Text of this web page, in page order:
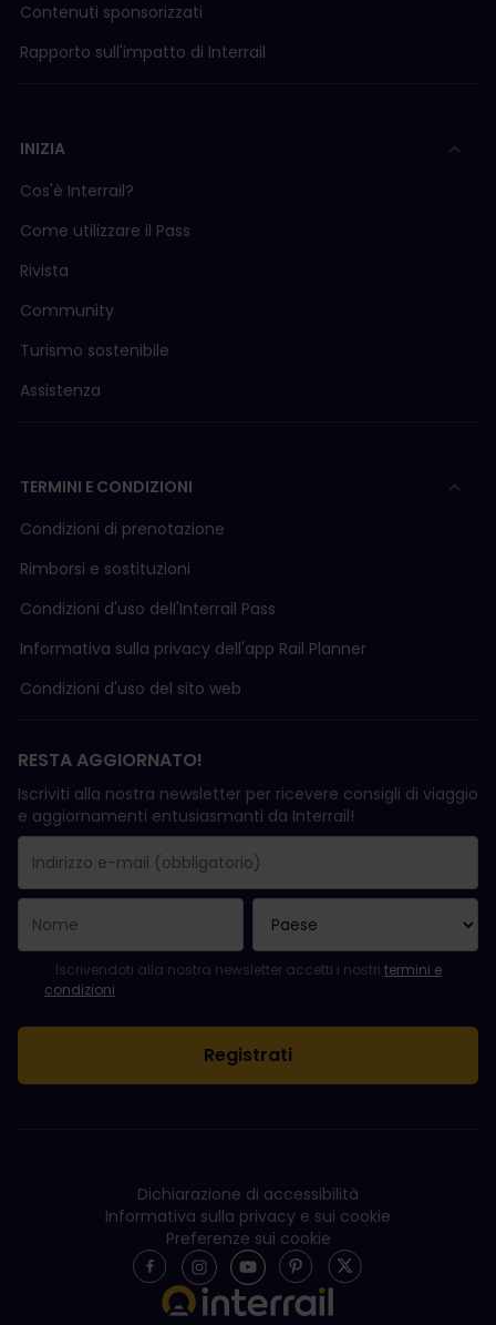
Contenuti sponsorizzati
Rapporto sull'impatto di Interrail
INIZIA
Cos'è Interrail?
Come utilizzare il Pass
Rivista
Community
Turismo sostenibile
Assistenza
TERMINI E CONDIZIONI
Condizioni di prenotazione
Rimborsi e sostituzioni
Condizioni d'uso delI'Interrail Pass
Informativa sulla privacy dell'app Rail Planner
Condizioni d'uso del sito web
RESTA AGGIORNATO!
Iscriviti alla nostra newsletter per ricevere consigli di viaggio
e aggiornamenti entusiasmanti da Interrail!
La registrazione è avvenuta con successo.
Il campo "Indirizzo e-mail" è obbligatorio.
L'indirizzo e-mail non è valido.
Si è verificato un errore durante l'iscrizione alla newsletter.
Sei già iscritto a questa newsletter!
Per iscriversi alla newsletter, accettare i termini e le condizioni.
Iscrivendoti alla nostra newsletter accetti i nostri termini e
condizioni.
Dichiarazione di accessibilità
Informativa sulla privacy e sui cookie
Preferenze sui cookie